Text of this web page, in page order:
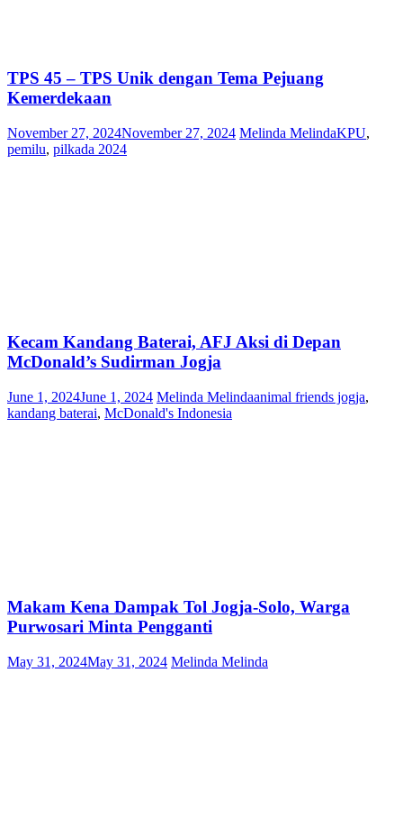
TPS 45 – TPS Unik dengan Tema Pejuang
Kemerdekaan
November 27, 2024November 27, 2024 Melinda MelindaKPU,
pemilu, pilkada 2024
Kecam Kandang Baterai, AFJ Aksi di Depan
McDonald’s Sudirman Jogja
June 1, 2024June 1, 2024 Melinda Melindaanimal friends jogja,
kandang baterai, McDonald's Indonesia
Makam Kena Dampak Tol Jogja-Solo, Warga
Purwosari Minta Pengganti
May 31, 2024May 31, 2024 Melinda Melinda